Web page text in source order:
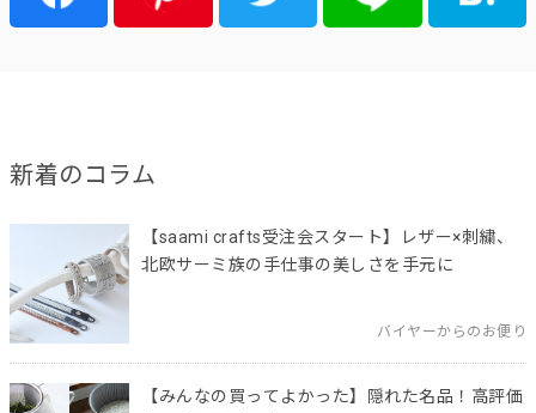
新着のコラム
【saami crafts受注会スタート】レザー×刺繍、
北欧サーミ族の手仕事の美しさを手元に
バイヤーからのお便り
【みんなの買ってよかった】隠れた名品！高評価